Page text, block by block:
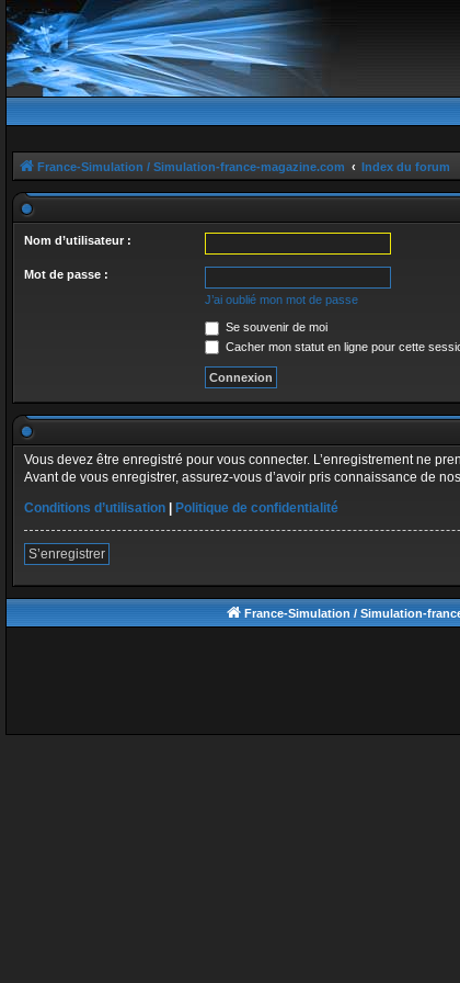
France-Simulation / Simulation-france-magazine.com Index du forum
Nom d’utilisateur :
Mot de passe :
J’ai oublié mon mot de passe
Se souvenir de moi
Cacher mon statut en ligne pour cette
Vous devez être enregistré pour vous connecter. L’enregistrement ne
Avant de vous enregistrer, assurez-vous d’avoir pris connaissance de
Conditions d’utilisation
Politique de confidentialité
S’enregistrer
France-Simulation / Simulation-